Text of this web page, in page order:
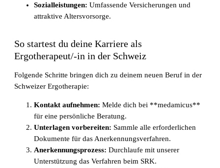
Sozialleistungen: Umfassende Versicherungen und
attraktive Altersvorsorge.
So startest du deine Karriere als
Ergotherapeut/-in in der Schweiz
Folgende Schritte bringen dich zu deinem neuen Beruf in der
Schweizer Ergotherapie:
Kontakt aufnehmen: Melde dich bei **medamicus**
für eine persönliche Beratung.
Unterlagen vorbereiten: Sammle alle erforderlichen
Dokumente für das Anerkennungsverfahren.
Anerkennungsprozess: Durchlaufe mit unserer
Unterstützung das Verfahren beim SRK.